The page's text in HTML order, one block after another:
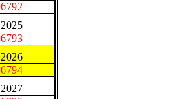
6792
2025
6793
2026
6794
2027